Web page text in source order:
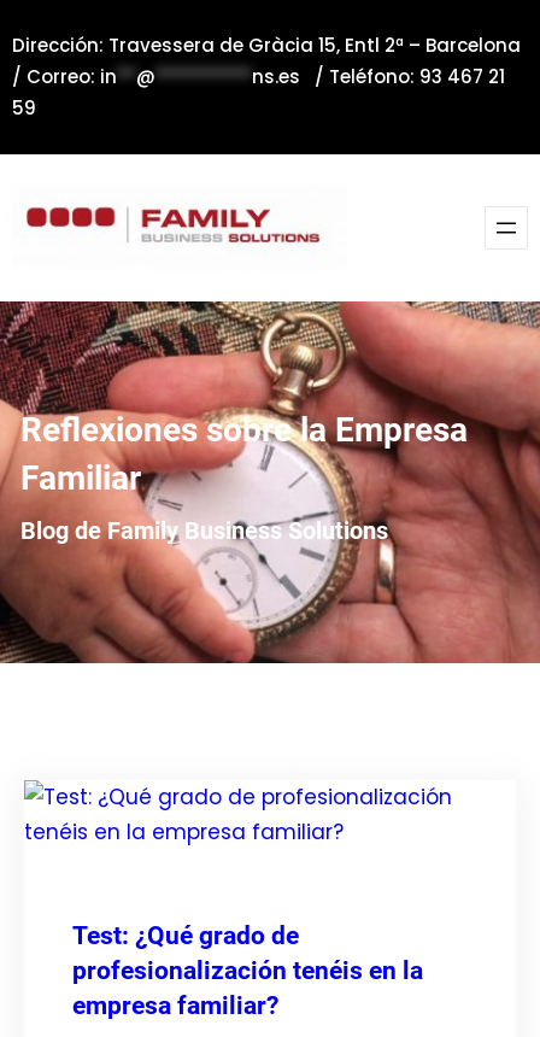
al
contenido
Dirección: Travessera de Gràcia 15, Entl 2ª – Barcelona
/ Correo: in**@**********ns.es / Teléfono: 93 467 21
59
Reflexiones sobre la Empresa
Familiar
Blog de Family Business Solutions
Test: ¿Qué grado de
profesionalización tenéis en la
empresa familiar?